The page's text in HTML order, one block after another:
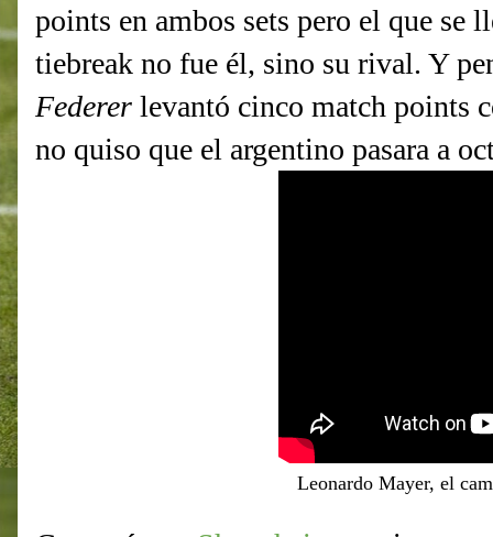
points en ambos sets pero el que se
tiebreak no fue él, sino su rival. Y
Federer levantó cinco match points
no quiso que el argentino pasara a
Leonardo Mayer, el